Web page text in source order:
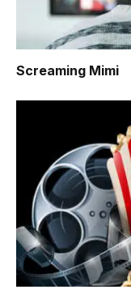
Screaming Mimi